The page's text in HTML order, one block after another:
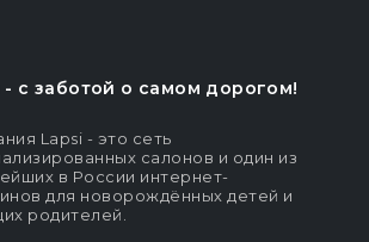
- c заботой о самом дорогом!
Lapsi - это сеть
салонов и один из
в России интернет-
для новорождённых детей и
родителей.